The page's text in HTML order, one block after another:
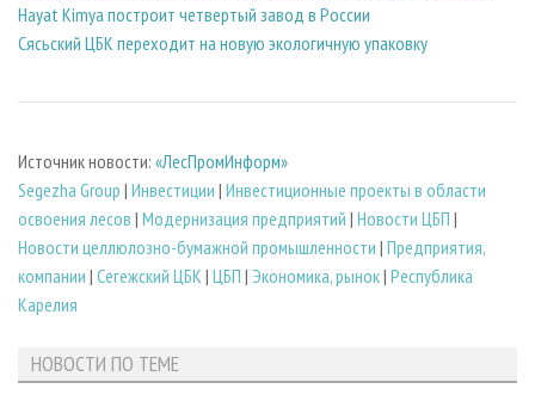
Hayat Kimya построит четвертый завод в России
Сясьский ЦБК переходит на новую экологичную упаковку
Источник новости: «ЛесПромИнформ»
Segezha Group | Инвестиции | Инвестиционные проекты в области
освоения лесов | Модернизация предприятий | Новости ЦБП |
Новости целлюлозно-бумажной промышленности | Предприятия,
компании | Сегежский ЦБК | ЦБП | Экономика, рынок| Республика
Карелия
НОВОСТИ ПО ТЕМЕ